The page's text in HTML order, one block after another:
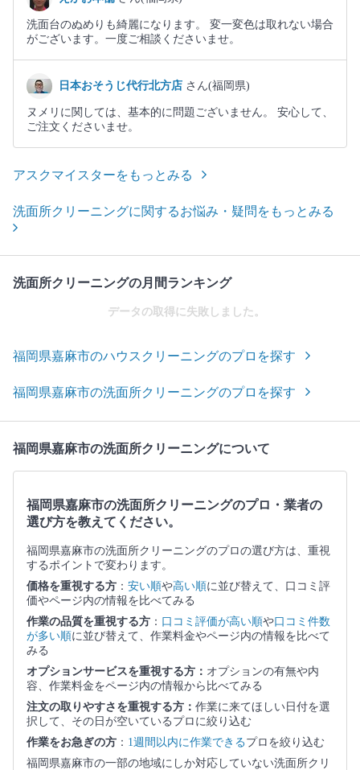
洗面台のぬめりも綺麗になります。 変一変色は取れない場合
がございます。一度ご相談くださいませ。
日本おそうじ代行北方店 さん(福岡県)
ヌメリに関しては、基本的に問題ございません。 安心して、
ご注文くださいませ。
アスクマイスターをもっとみる
洗面所クリーニングに関するお悩み・疑問をもっとみる
洗面所クリーニングの月間ランキング
データの取得に失敗しました。
福岡県嘉麻市のハウスクリーニングのプロを探す
福岡県嘉麻市の洗面所クリーニングのプロを探す
福岡県嘉麻市の洗面所クリーニングについて
福岡県嘉麻市の洗面所クリーニングのプロ・業者の
選び方を教えてください。
福岡県嘉麻市の洗面所クリーニングのプロの選び方は、重視
するポイントで変わります。
価格を重視する方 ： 安い順や高い順に並び替えて、口コミ評
価やページ内の情報を比べてみる
作業の品質を重視する方 ： 口コミ評価が高い順や口コミ件数
が多い順に並び替えて、作業料金やページ内の情報を比べて
みる
オプションサービスを重視する方： オプションの有無や内
容、作業料金をページ内の情報から比べてみる
注文の取りやすさを重視する方： 作業に来てほしい日付を選
択して、その日が空いているプロに絞り込む
作業をお急ぎの方 ： 1週間以内に作業できるプロを絞り込む
福岡県嘉麻市の一部の地域にしか対応していない洗面所クリ